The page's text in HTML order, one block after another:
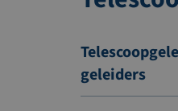
geleiders